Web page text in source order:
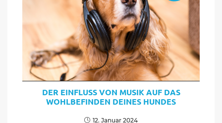
DER EINFLUSS VON MUSIK AUF DAS
WOHLBEFINDEN DEINES HUNDES
12. Januar 2024